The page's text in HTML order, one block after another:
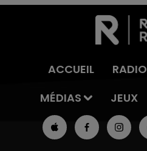
ACCUEIL RADIO
MÉDIAS
JEUX